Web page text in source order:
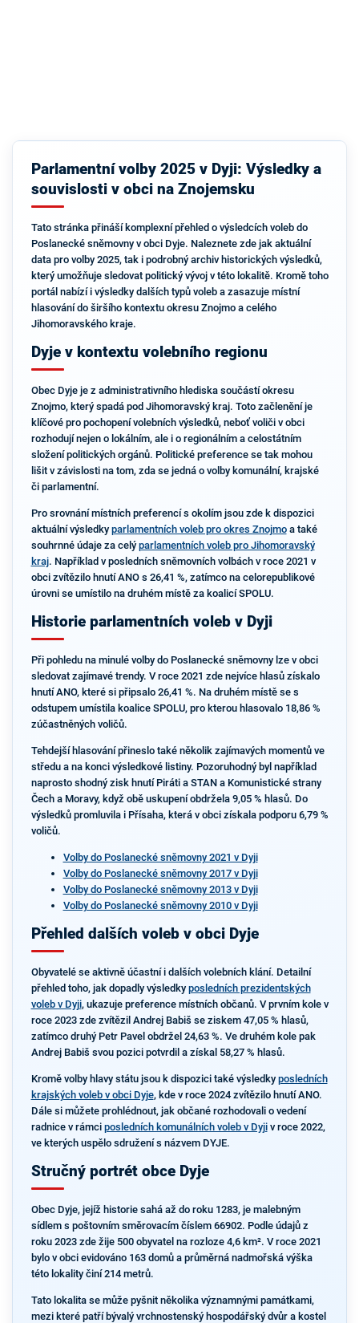
Parlamentní volby 2025 v Dyji: Výsledky a
souvislosti v obci na Znojemsku
Tato stránka přináší komplexní přehled o výsledcích voleb do
Poslanecké sněmovny v obci Dyje. Naleznete zde jak aktuální
data pro volby 2025, tak i podrobný archiv historických výsledků,
který umožňuje sledovat politický vývoj v této lokalitě. Kromě toho
portál nabízí i výsledky dalších typů voleb a zasazuje místní
hlasování do širšího kontextu okresu Znojmo a celého
Jihomoravského kraje.
Dyje v kontextu volebního regionu
Obec Dyje je z administrativního hlediska součástí okresu
Znojmo, který spadá pod Jihomoravský kraj. Toto začlenění je
klíčové pro pochopení volebních výsledků, neboť voliči v obci
rozhodují nejen o lokálním, ale i o regionálním a celostátním
složení politických orgánů. Politické preference se tak mohou
lišit v závislosti na tom, zda se jedná o volby komunální, krajské
či parlamentní.
Pro srovnání místních preferencí s okolím jsou zde k dispozici
aktuální výsledky parlamentních voleb pro okres Znojmoa také
souhrnné údaje za celý parlamentních voleb pro Jihomoravský
kraj. Například v posledních sněmovních volbách v roce 2021 v
obci zvítězilo hnutí ANO s 26,41 %, zatímco na celorepublikové
úrovni se umístilo na druhém místě za koalicí SPOLU.
Historie parlamentních voleb v Dyji
Při pohledu na minulé volby do Poslanecké sněmovny lze v obci
sledovat zajímavé trendy. V roce 2021 zde nejvíce hlasů získalo
hnutí ANO, které si připsalo 26,41 %. Na druhém místě se s
odstupem umístila koalice SPOLU, pro kterou hlasovalo 18,86 %
zúčastněných voličů.
Tehdejší hlasování přineslo také několik zajímavých momentů ve
středu a na konci výsledkové listiny. Pozoruhodný byl například
naprosto shodný zisk hnutí Piráti a STAN a Komunistické strany
Čech a Moravy, když obě uskupení obdržela 9,05 % hlasů. Do
výsledků promluvila i Přísaha, která v obci získala podporu 6,79 %
voličů.
Volby do Poslanecké sněmovny 2021 v Dyji
Volby do Poslanecké sněmovny 2017 v Dyji
Volby do Poslanecké sněmovny 2013 v Dyji
Volby do Poslanecké sněmovny 2010 v Dyji
Přehled dalších voleb v obci Dyje
Obyvatelé se aktivně účastní i dalších volebních klání. Detailní
přehled toho, jak dopadly výsledky posledních prezidentských
voleb v Dyji, ukazuje preference místních občanů. V prvním kole v
roce 2023 zde zvítězil Andrej Babiš se ziskem 47,05 % hlasů,
zatímco druhý Petr Pavel obdržel 24,63 %. Ve druhém kole pak
Andrej Babiš svou pozici potvrdil a získal 58,27 % hlasů.
Kromě volby hlavy státu jsou k dispozici také výsledky posledních
krajských voleb v obci Dyje, kde v roce 2024 zvítězilo hnutí ANO.
Dále si můžete prohlédnout, jak občané rozhodovali o vedení
radnice v rámci posledních komunálních voleb v Dyjiv roce 2022,
ve kterých uspělo sdružení s názvem DYJE.
Stručný portrét obce Dyje
Obec Dyje, jejíž historie sahá až do roku 1283, je malebným
sídlem s poštovním směrovacím číslem 66902. Podle údajů z
roku 2023 zde žije 500 obyvatel na rozloze 4,6 km². V roce 2021
bylo v obci evidováno 163 domů a průměrná nadmořská výška
této lokality činí 214 metrů.
Tato lokalita se může pyšnit několika významnými památkami,
mezi které patří bývalý vrchnostenský hospodářský dvůr a kostel